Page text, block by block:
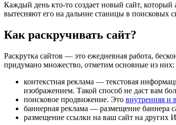
Каждый день кто-то создает новый сайт,
вытесняют его на дальние станицы в поисковых
Как раскручивать сайт?
Раскрутка сайтов — это ежедневная работа,
придумано множество, отметим основные из них:
контекстная реклама — текстовая
изображением. Такой способ не даст вам
поисковое продвижение. Это внутренняя и
баннерная реклама — размещение баннера
размещение ссылки на ваш сайт на других